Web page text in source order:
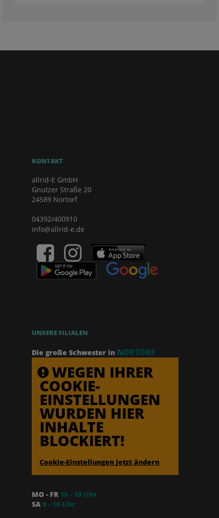
KONTAKT
allrid-E GmbH
Gnutzer Straße 20
24589 Nortorf
04392/400910
info@allrid-e.de
UNSERE FILIALEN
Die große Schwester in NORTORF
WEGEN IHRER
COOKIE-
EINSTELLUNGEN
WURDEN HIER
INHALTE
BLOCKIERT!
Cookie-Einstellungen jetzt ändern
MO - FR 10 - 19 Uhr
SA 9 - 16 Uhr